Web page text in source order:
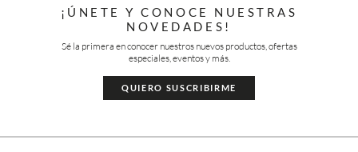
¡ÚNETE Y CONOCE NUESTRAS
NOVEDADES!
Sé la primera en conocer nuestros nuevos productos, ofertas
especiales, eventos y más.
QUIERO SUSCRIBIRME